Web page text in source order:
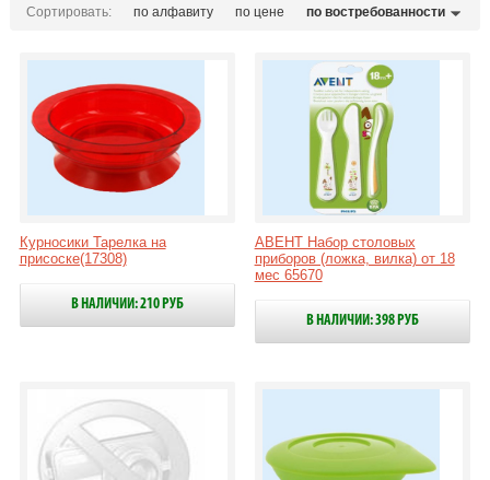
Сортировать: по алфавиту по цене по востребованности
Курносики Тарелка на
присоске(17308)
В НАЛИЧИИ: 210 РУБ
АВЕНТ Набор столовых
приборов (ложка, вилка) от 18
мес 65670
В НАЛИЧИИ: 398 РУБ